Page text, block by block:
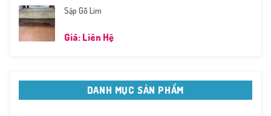
Sập Gỗ Lim
Giá: Liên Hệ
DANH MỤC SẢN PHẨM